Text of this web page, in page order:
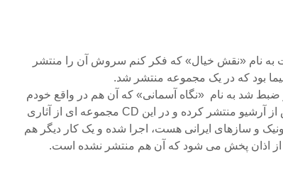
نام «نقش خیال» که فکر کنم سروش آن را منتشر
بود که در یک مجموعه منتشر شد.
شد به نام «نگاه آسمانی» که آن هم در واقع خودم
سرمایه گذارش نبودم و سروش خودش از آرشیو منتشر کرده و در این CD مجموعه ای از آثاری
و سازهای ایرانی هست، اجرا شده و یک کار دیگر هم
از اذان پخش می شود که آن هم منتشر نشده است.